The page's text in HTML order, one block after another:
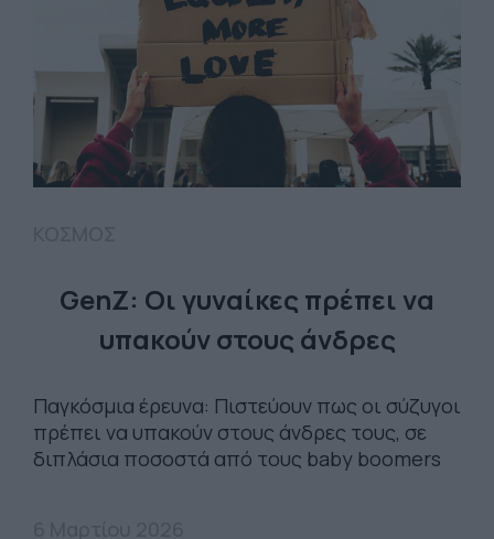
GenΖ: Oι γυναίκες πρέπει να
υπακούν στους άνδρες
Παγκόσμια έρευνα: Πιστεύουν πως οι σύζυγοι
πρέπει να υπακούν στους άνδρες τους, σε
διπλάσια ποσοστά από τους baby boomers